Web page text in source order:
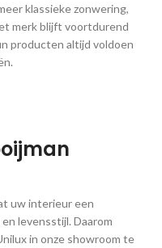
klassieke zonwering,
merk blijft voortdurend
producten altijd voldoen
uw interieur een
levensstijl. Daarom
in onze showroom te